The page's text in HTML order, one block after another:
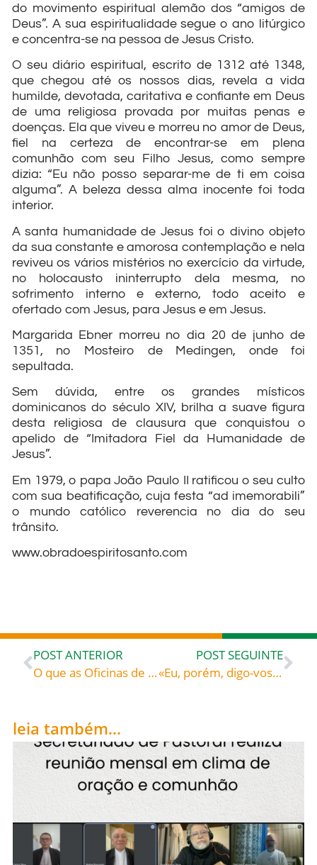
do movimento espiritual alemão dos “amigos de
Deus”. A sua espiritualidade segue o ano litúrgico
e concentra-se na pessoa de Jesus Cristo.
O seu diário espiritual, escrito de 1312 até 1348,
que chegou até os nossos dias, revela a vida
humilde, devotada, caritativa e confiante em Deus
de uma religiosa provada por muitas penas e
doenças. Ela que viveu e morreu no amor de Deus,
fiel na certeza de encontrar-se em plena
comunhão com seu Filho Jesus, como sempre
dizia: “Eu não posso separar-me de ti em coisa
alguma”. A beleza dessa alma inocente foi toda
interior.
A santa humanidade de Jesus foi o divino objeto
da sua constante e amorosa contemplação e nela
reviveu os vários mistérios no exercício da virtude,
no holocausto ininterrupto dela mesma, no
sofrimento interno e externo, todo aceito e
ofertado com Jesus, para Jesus e em Jesus.
Margarida Ebner morreu no dia 20 de junho de
1351, no Mosteiro de Medingen, onde foi
sepultada.
Sem dúvida, entre os grandes místicos
dominicanos do século XIV, brilha a suave figura
desta religiosa de clausura que conquistou o
apelido de “Imitadora Fiel da Humanidade de
Jesus”.
Em 1979, o papa João Paulo II ratificou o seu culto
com sua beatificação, cuja festa “ad imemorabili”
o mundo católico reverencia no dia do seu
trânsito.
www.obradoespiritosanto.com
POST ANTERIOR
O que as Oficinas de Oração e Vida tem a ver com a Iniciação Cristã
POST SEGUINTE
«Eu, porém, digo-vos: Amai os vossos inimigos» – São Francisco de Assis (1182-1226), fundador da Ordem dos Frades Menores
leia também...